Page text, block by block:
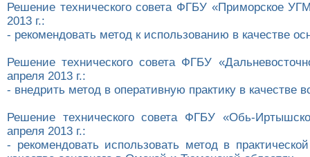
Решение технического совета ФГБУ «Приморское
2013 г.:
- рекомендовать метод к использованию в качестве
Решение технического совета ФГБУ
апреля 2013 г.:
- внедрить метод в оперативную практику в качестве
Решение технического совета ФГБУ «Обь-
апреля 2013 г.:
- рекомендовать использовать метод в